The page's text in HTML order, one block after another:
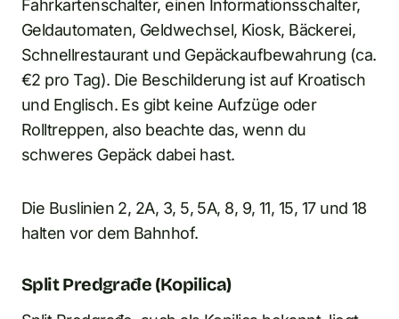
Fahrkartenschalter, einen Informationsschalter,
Geldautomaten, Geldwechsel, Kiosk, Bäckerei,
Schnellrestaurant und Gepäckaufbewahrung (ca.
€2 pro Tag). Die Beschilderung ist auf Kroatisch
und Englisch. Es gibt keine Aufzüge oder
Rolltreppen, also beachte das, wenn du
schweres Gepäck dabei hast.
Die Buslinien 2, 2A, 3, 5, 5A, 8, 9, 11, 15, 17 und 18
halten vor dem Bahnhof.
Split Predgrađe (Kopilica)